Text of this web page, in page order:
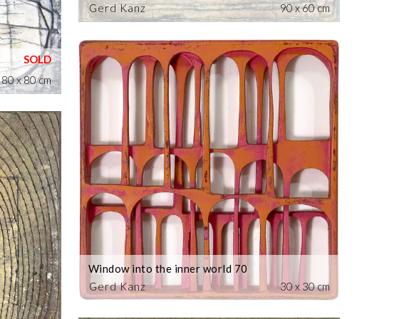
80 x 80 cm
Gerd Kanz 90 x 60 cm
Gerd Kanz
Window into the inner world 70
30 x 30 cm